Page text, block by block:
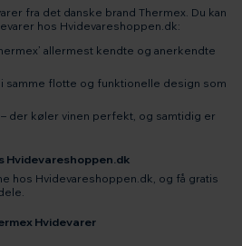
fra det danske brand Thermex. Du kan
hos Hvidevareshoppen.dk:
allermest kendte og anerkendte
i samme flotte og funktionelle design som
– der køler vinen perfekt, og samtidig er
Hvidevareshoppen.dk
hos Hvidevareshoppen.dk, og få gratis
Hvidevarer